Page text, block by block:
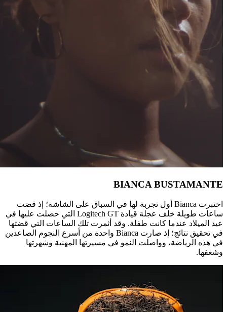
اختبرت Bianca أول تجربة لها في السباق على الشاشة؛ إذ قضت
ساعات طويلة خلف عجلة قيادة Logitech GT التي حصلت عليها في
عيد الميلاد عندما كانت طفلة. وقد أثمرت تلك الساعات التي قضتها
في تحقيق نتائج؛ إذ صارت Bianca واحدة من أسرع النجوم الصاعدين
في هذه الرياضة، وواصلت النمو في مسيرتها المهنية وشهرتها
وشغفها.